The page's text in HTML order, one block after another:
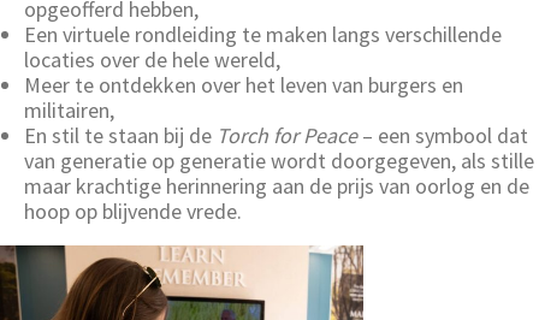
opgeofferd hebben,
Een virtuele rondleiding te maken langs verschillende
locaties over de hele wereld,
Meer te ontdekken over het leven van burgers en
militairen,
En stil te staan bij de Torch for Peace– een symbool dat
van generatie op generatie wordt doorgegeven, als stille
maar krachtige herinnering aan de prijs van oorlog en de
hoop op blijvende vrede.